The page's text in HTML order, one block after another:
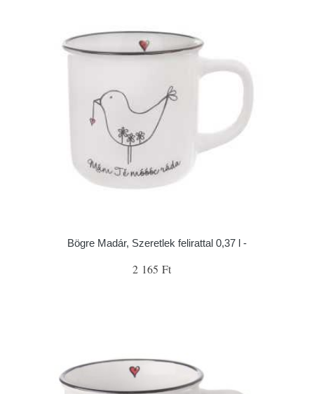
Bögre Madár, Szeretlek felirattal 0,37 l -
2 165 Ft